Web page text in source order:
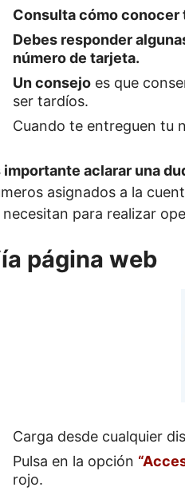
Consulta cómo conocer
Debes responder
número de tarjeta.
Un consejoes que
ser tardíos.
Cuando te entreguen tu
importante aclarar una
asignados a la
necesitan para realizar
página web
Carga desde cualquier
Pulsa en la opción
rojo.